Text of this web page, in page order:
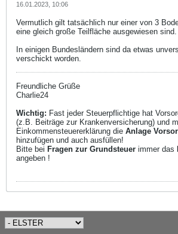
16.01.2023, 10:06
Vermutlich gilt tatsächlich nur einer von 3
eine gleich große Teilfläche ausgewiesen sind.
In einigen Bundesländern sind da etwas
verschickt worden.
Freundliche Grüße
Charlie24
Wichtig: Fast jeder Steuerpflichtige hat
(z.B. Beiträge zur Krankenversicherung) und
Einkommensteuererklärung die Anlage
hinzufügen und auch ausfüllen!
Bitte bei Fragen zur Grundsteuer immer das
angeben !